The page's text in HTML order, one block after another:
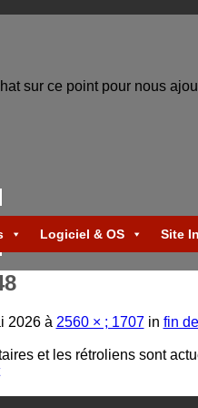
sur ce point pour nous
Logiciel & OS Site
2026à 2560 × ; 1707in fin
et les rétroliens sont